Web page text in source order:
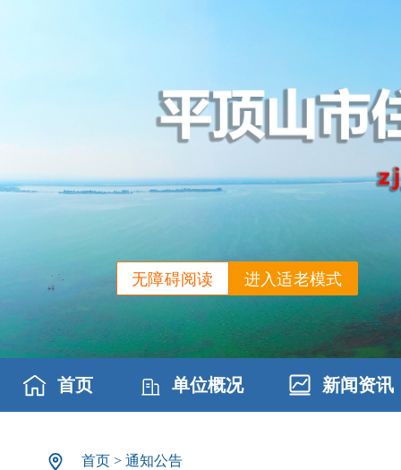
进入适老模式
无障碍阅读
首页 单位概况 新闻资讯
首页 > 通知公告